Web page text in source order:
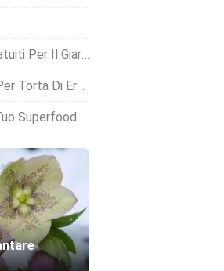
Che Sono Facili Da Costruire
Muta E Eliminazione Della Noia
Superfood